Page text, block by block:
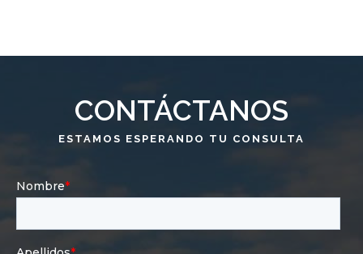
CONTÁCTANOS
ESTAMOS ESPERANDO TU CONSULTA